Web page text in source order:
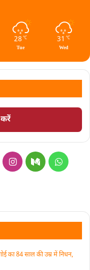
28 ℃
Tue
31 ℃
Wed
का 84 साल की उम्र में निधन,